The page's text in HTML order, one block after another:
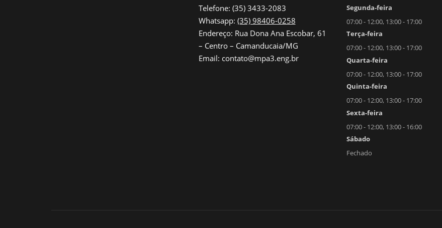
Telefone: (35) 3433-2083
Whatsapp: (35) 98406-0258
Endereço: Rua Dona Ana Escobar, 61
– Centro – Camanducaia/MG
Email: contato@mpa3.eng.br
Segunda-feira
07:00 - 12:00, 13:00 - 17:00
Terça-feira
07:00 - 12:00, 13:00 - 17:00
Quarta-feira
07:00 - 12:00, 13:00 - 17:00
Quinta-feira
07:00 - 12:00, 13:00 - 17:00
Sexta-feira
07:00 - 12:00, 13:00 - 16:00
Sábado
Fechado